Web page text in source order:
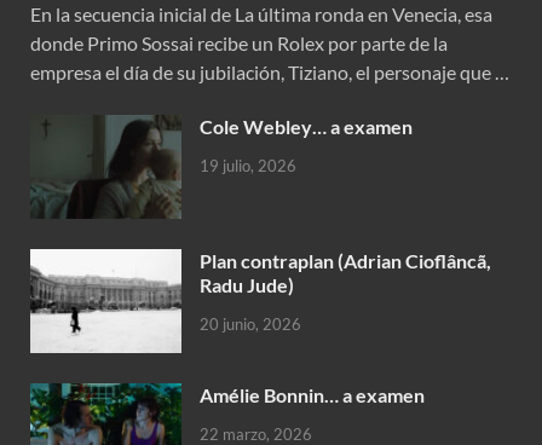
En la secuencia inicial de La última ronda en Venecia, esa
donde Primo Sossai recibe un Rolex por parte de la
empresa el día de su jubilación, Tiziano, el personaje que …
Cole Webley… a examen
19 julio, 2026
Plan contraplan (Adrian Cioflâncã,
Radu Jude)
20 junio, 2026
Amélie Bonnin… a examen
22 marzo, 2026